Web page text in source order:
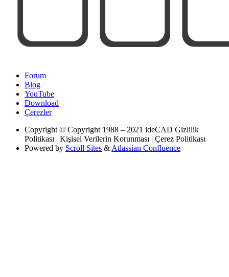
Forum
Blog
YouTube
Download
Çerezler
Copyright © Copyright 1988 – 2021 ideCAD Gizlilik
Politikası | Kişisel Verilerin Korunması | Çerez Politikası
Powered by Scroll Sites & Atlassian Confluence